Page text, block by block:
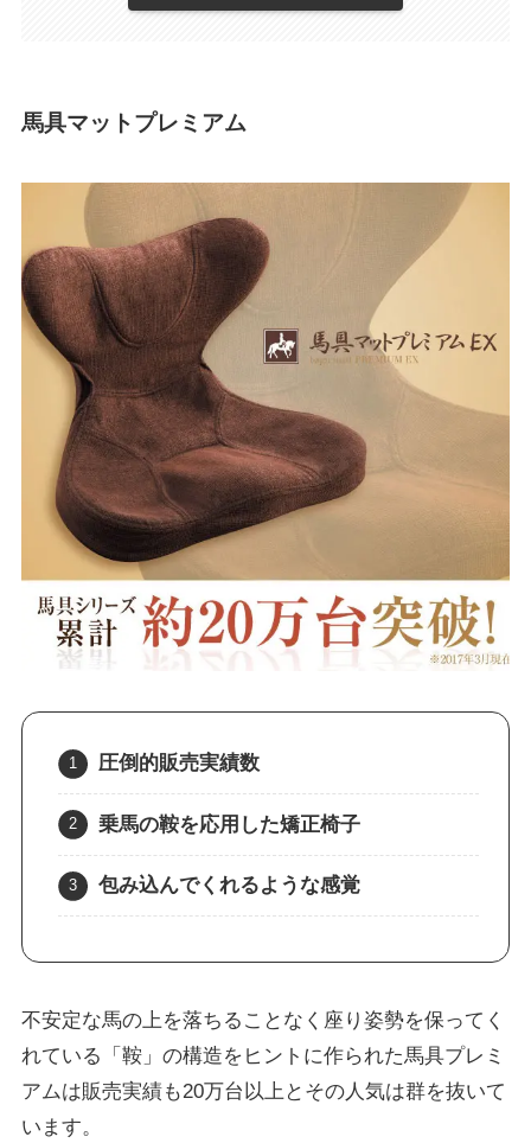
馬具マットプレミアム
圧倒的販売実績数
乗馬の鞍を応用した矯正椅子
包み込んでくれるような感覚
不安定な馬の上を落ちることなく座り姿勢を保ってく
れている「鞍」の構造をヒントに作られた馬具プレミ
アムは販売実績も20万台以上とその人気は群を抜いて
います。